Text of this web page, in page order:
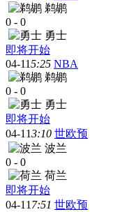
鹈鹕
0 - 0
勇士
即将开始
04-115:25 NBA
鹈鹕
0 - 0
勇士
即将开始
04-113:10 世欧预
波兰
0 - 0
荷兰
即将开始
04-11 7:51 世欧预